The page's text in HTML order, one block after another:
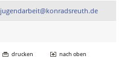
jugendarbeit@konradsreuth.de
drucken nach oben